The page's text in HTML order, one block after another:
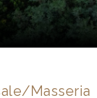
Masseria